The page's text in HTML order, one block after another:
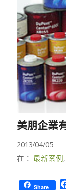
美朋企業
2013/04/05
在： 最新案例,
Share